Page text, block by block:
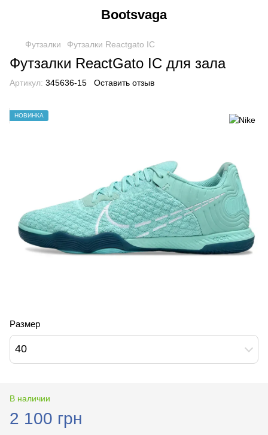
Bootsvaga
Футзалки Футзалки Reactgato IC
Футзалки ReactGato IC для зала
Артикул: 345636-15 Оставить отзыв
НОВИНКА
Размер
40
В наличии
2 100 грн